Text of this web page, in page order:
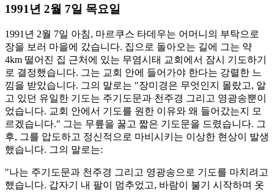
1991년 2월 7일 목요일
1991년 2월 7일 아침, 마르쿠스 타데우는 어머니의 부탁으로
장을 보러 마을에 갔습니다. 집으로 돌아오는 길에 그는 약
4km 떨어진 집 근처에 있는 무염시태 교회에서 잠시 기도하기
로 결정했습니다. 그는 교회 안에 들어가야 한다는 강렬한 느
낌을 받았습니다. 그의 말로는 "장미경은 무엇인지 몰랐고, 알
고 있던 유일한 기도는 주기도문과 천주경 그리고 영광송뿐이
었습니다. 교회 안에서 기도를 원한 이유와 왜 들어갔는지 모
르겠습니다." 그는 무릎을 꿇고 짧은 기도문을 드렸습니다. 그
후, 그를 압도하고 정신적으로 마비시키는 이상한 현상이 발생
했습니다. 그의 말로는:
"나는 주기도문과 천주경 그리고 영광송으로 기도를 마치려고
했습니다. 갑자기 내 팔이 멈추었고, 바람이 불기 시작하며 옷